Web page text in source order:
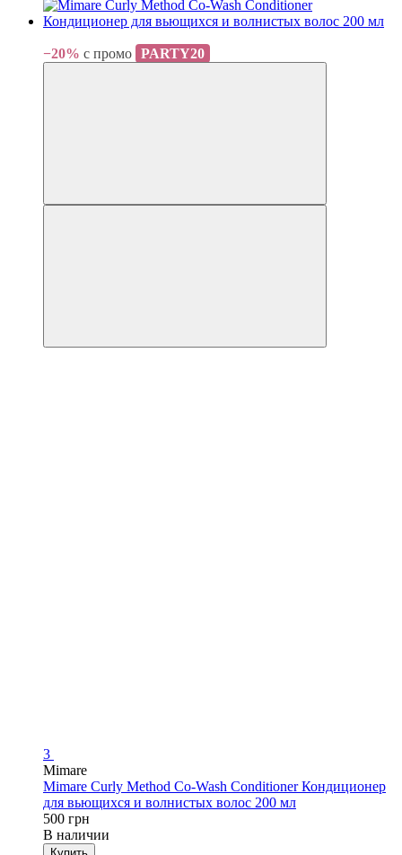
−20% с промо PARTY20
3
Mimare
Mimare Curly Method Co-Wash Conditioner Кондиционер
для вьющихся и волнистых волос 200 мл
500 грн
В наличии